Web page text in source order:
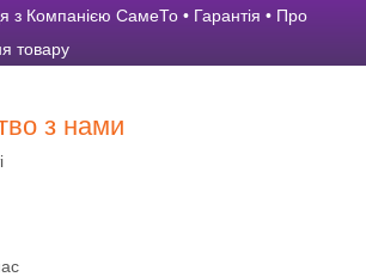
з Компанією СамеТо • Гарантія • Про
товару
з нами